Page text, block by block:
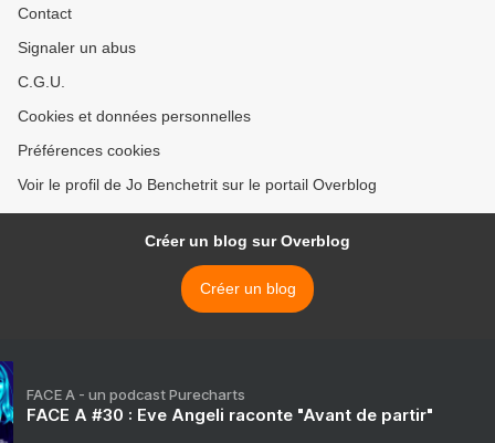
Contact
Signaler un abus
C.G.U.
Cookies et données personnelles
Préférences cookies
Voir le profil de Jo Benchetrit sur le portail Overblog
Créer un blog sur Overblog
Créer un blog
FACE A - un podcast Purecharts
FACE A #30 : Eve Angeli raconte "Avant de partir"